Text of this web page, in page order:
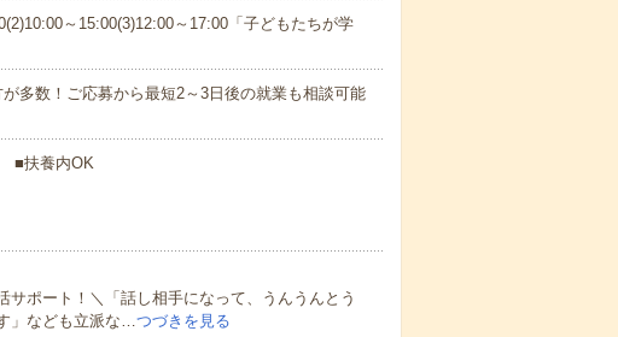
～15:00(3)12:00～17:00「子どもたちが学
多数！ご応募から最短2～3日後の就業も相談可能
■扶養内OK
サポート！＼「話し相手になって、うんうんとう
」なども立派な…つづきを見る